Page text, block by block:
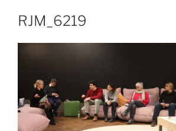
RJM_6219